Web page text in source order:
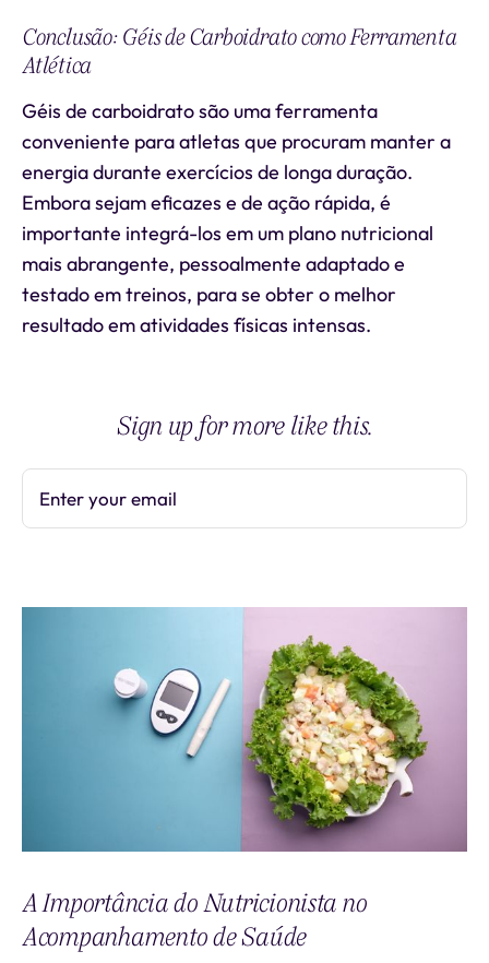
Conclusão: Géis de Carboidrato como Ferramenta
Atlética
Géis de carboidrato são uma ferramenta
conveniente para atletas que procuram manter a
energia durante exercícios de longa duração.
Embora sejam eficazes e de ação rápida, é
importante integrá-los em um plano nutricional
mais abrangente, pessoalmente adaptado e
testado em treinos, para se obter o melhor
resultado em atividades físicas intensas.
Sign up for more like this.
Enter your email
A Importância do Nutricionista no
Acompanhamento de Saúde